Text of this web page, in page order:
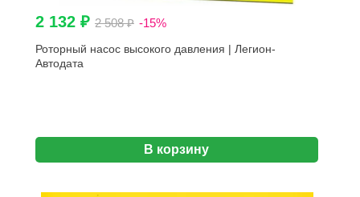
2 132 ₽ 2 508 ₽ -15%
Роторный насос высокого давления | Легион-
Aвтодата
В корзину